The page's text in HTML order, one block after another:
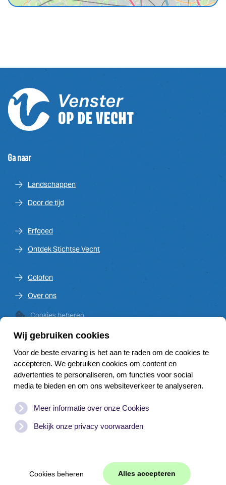
Wij gebruiken cookies
Voor de beste ervaring is het aan te raden om de cookies te
accepteren. We gebruiken cookies om content en
advertenties te personaliseren, om functies voor social
media te bieden en om ons websiteverkeer te analyseren.
Meer informatie over onze Cookies
Bekijk onze privacy voorwaarden
Cookies beheren Alles accepteren
Ga naar
Landschappen
Door de tijd
Erfgoed
Ontdek Stichtse Vecht
Colofon
Over ons
Cookies beheren
Venster op de Vecht is een initiatief van de Vechtplassen
Commissie en financieel mede mogelijk gemaakt door:
www.vensteropdevecht.nl | Alle rechten
voorbehouden. |Disclaimer